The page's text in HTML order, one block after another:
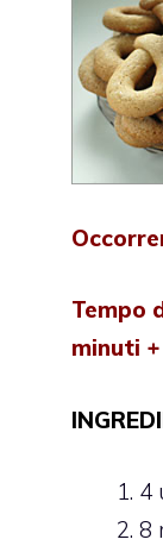
Tempo
minuti
4
8